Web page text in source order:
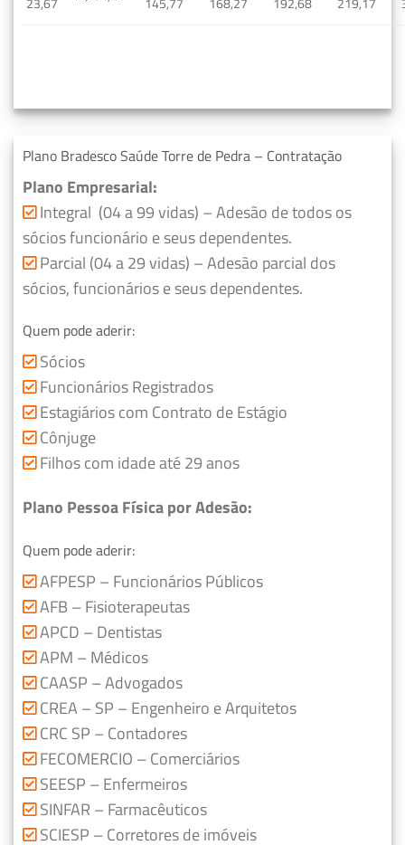
Plano Bradesco Saúde Torre de Pedra – Contratação
Plano Empresarial:
Integral (04 a 99 vidas) – Adesão de todos os
sócios funcionário e seus dependentes.
Parcial (04 a 29 vidas) – Adesão parcial dos
sócios, funcionários e seus dependentes.
Quem pode aderir:
Sócios
Funcionários Registrados
Estagiários com Contrato de Estágio
Cônjuge
Filhos com idade até 29 anos
Plano Pessoa Física por Adesão:
Quem pode aderir:
AFPESP – Funcionários Públicos
AFB – Fisioterapeutas
APCD – Dentistas
APM – Médicos
CAASP – Advogados
CREA – SP – Engenheiro e Arquitetos
CRC SP – Contadores
FECOMERCIO – Comerciários
SEESP – Enfermeiros
SINFAR – Farmacêuticos
SCIESP – Corretores de imóveis